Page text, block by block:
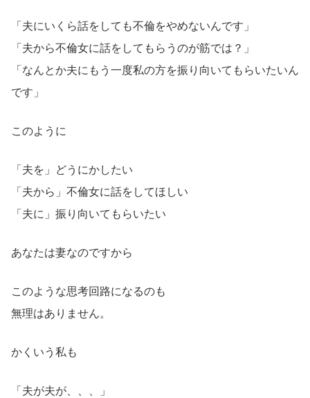
「夫にいくら話をしても不倫をやめないんです」
「夫から不倫女に話をしてもらうのが筋では？」
「なんとか夫にもう一度私の方を振り向いてもらいたいん
です」
このように
「夫を」どうにかしたい
「夫から」不倫女に話をしてほしい
「夫に」振り向いてもらいたい
あなたは妻なのですから
このような思考回路になるのも
無理はありません。
かくいう私も
「夫が夫が、、、」